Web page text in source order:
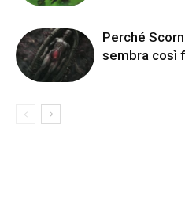
Perché
sembra così